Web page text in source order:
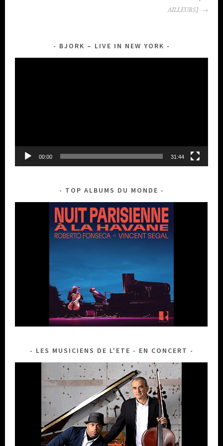
AILLEURS]
BJORK – LIVE IN NEW YORK
00:00 31:44
TOP ALBUMS DU MONDE
LES MUSICIENS DE L'ETE - EN CONCERT